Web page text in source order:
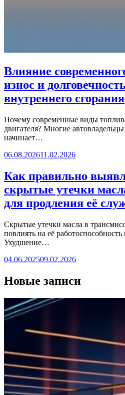
Влияние
износ и
внутреннего сгорания
Почему современные виды
двигателя? Многие
начинает…
06.08.202611.02.2026
Как правильно
скрытые утечки
для продления её
Скрытые утечки масла в
повлиять на её
Ухудшение…
04.06.202509.02.2026
Новые записи